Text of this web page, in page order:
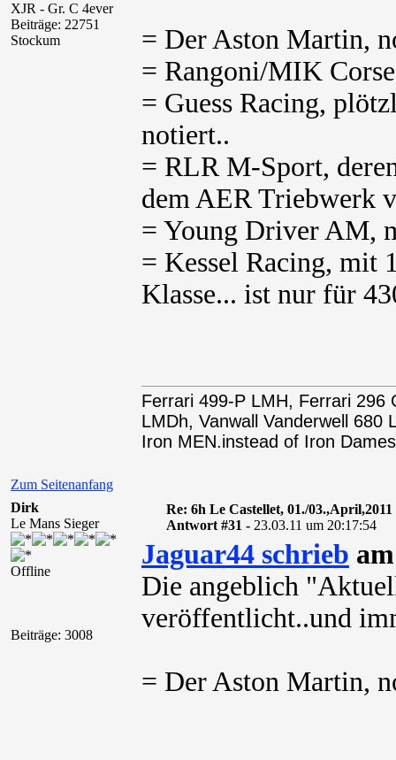
XJR - Gr. C 4ever
Beiträge: 22751
Stockum
= Der Aston Martin,
= Rangoni/MIK
= Guess Racing,
notiert..
= RLR M-Sport,
dem AER Triebwerk
= Young Driver AM,
= Kessel Racing, mit
Klasse... ist nur für
Zum Seitenanfang
Ferrari 499-P LMH, Ferrari 296
LMDh, Vanwall Vanderwell
Iron MEN.instead of Iron
Dirk
Le Mans Sieger
Offline
Beiträge: 3008
Re: 6h Le Castellet, 01./03.,April,2011
Antwort #31 - 23.03.11 um 20:17:54
Jaguar44 schrieb
Die angeblich
veröffentlicht..und
= Der Aston Martin,